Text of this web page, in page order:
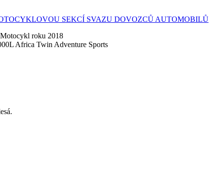
SEKCÍ SVAZU DOVOZCŮ AUTOMOBILŮ
Motocykl roku 2018
Africa Twin Adventure Sports